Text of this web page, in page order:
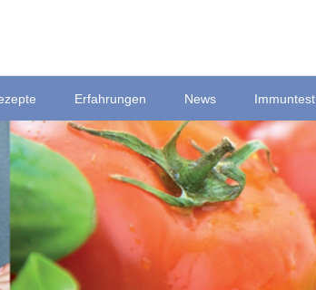
Erfahrungen News Immuntest